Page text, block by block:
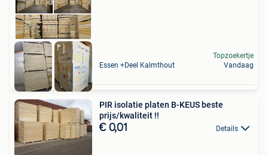
Essen +Deel Kalmthout
Topzoekertje
Vandaag
PIR isolatie platen B-KEUS beste
prijs/kwaliteit !!
€ 0,01 Details